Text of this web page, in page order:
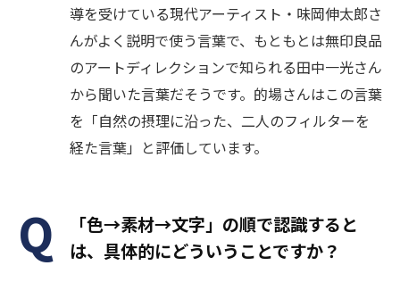
導を受けている現代アーティスト・味岡伸太郎さ
んがよく説明で使う言葉で、もともとは無印良品
のアートディレクションで知られる田中一光さん
から聞いた言葉だそうです。的場さんはこの言葉
を「自然の摂理に沿った、二人のフィルターを
経た言葉」と評価しています。
「色→素材→文字」の順で認識すると
は、具体的にどういうことですか？